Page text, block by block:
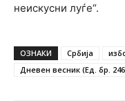
неискусни луѓе“.
ОЗНАКИ Србија
Дневен весник (Ед. бр.